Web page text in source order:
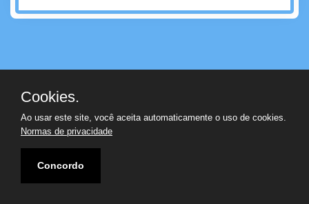
Cookies.
Ao usar este site, você aceita automaticamente o uso de cookies.
Normas de privacidade
Concordo